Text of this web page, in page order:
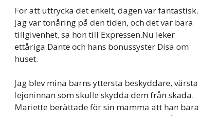
För att uttrycka det enkelt, dagen var fantastisk.
Jag var tonåring på den tiden, och det var bara
tillgivenhet, sa hon till Expressen.Nu leker
ettåriga Dante och hans bonussyster Disa om
huset.
Jag blev mina barns yttersta beskyddare, värsta
lejoninnan som skulle skydda dem från skada.
Mariette berättade för sin mamma att han bara